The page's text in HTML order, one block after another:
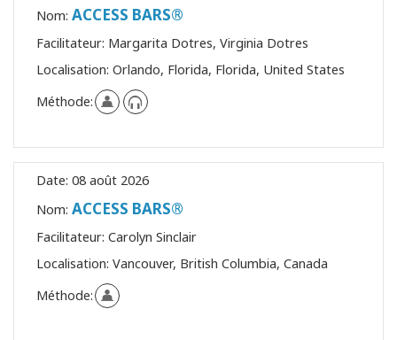
Nom: ACCESS BARS®
Facilitateur: Margarita Dotres, Virginia Dotres
Localisation: Orlando, Florida, Florida, United States
Méthode:
Date: 08 août 2026
Nom: ACCESS BARS®
Facilitateur: Carolyn Sinclair
Localisation: Vancouver, British Columbia, Canada
Méthode: